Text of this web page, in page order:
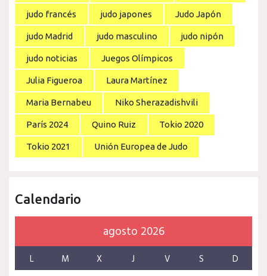
judo francés judo japones Judo Japón
judo Madrid judo masculino judo nipón
judo noticias Juegos Olímpicos
Julia Figueroa Laura Martínez
Maria Bernabeu Niko Sherazadishvili
París 2024 Quino Ruiz Tokio 2020
Tokio 2021 Unión Europea de Judo
Calendario
agosto 2026
L M X J V S D